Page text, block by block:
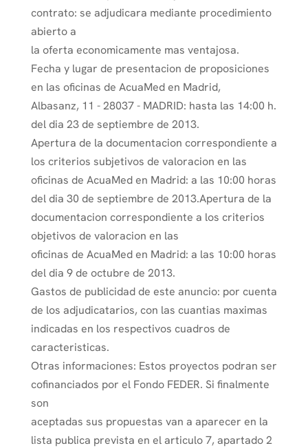
contrato: se adjudicara mediante procedimiento
abierto a
la oferta economicamente mas ventajosa.
Fecha y lugar de presentacion de proposiciones
en las oficinas de AcuaMed en Madrid,
Albasanz, 11 - 28037 - MADRID: hasta las 14:00 h.
del dia 23 de septiembre de 2013.
Apertura de la documentacion correspondiente a
los criterios subjetivos de valoracion en las
oficinas de AcuaMed en Madrid: a las 10:00 horas
del dia 30 de septiembre de 2013.Apertura de la
documentacion correspondiente a los criterios
objetivos de valoracion en las
oficinas de AcuaMed en Madrid: a las 10:00 horas
del dia 9 de octubre de 2013.
Gastos de publicidad de este anuncio: por cuenta
de los adjudicatarios, con las cuantias maximas
indicadas en los respectivos cuadros de
caracteristicas.
Otras informaciones: Estos proyectos podran ser
cofinanciados por el Fondo FEDER. Si finalmente
son
aceptadas sus propuestas van a aparecer en la
lista publica prevista en el articulo 7, apartado 2